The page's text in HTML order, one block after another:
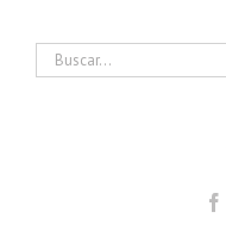
Buscar: